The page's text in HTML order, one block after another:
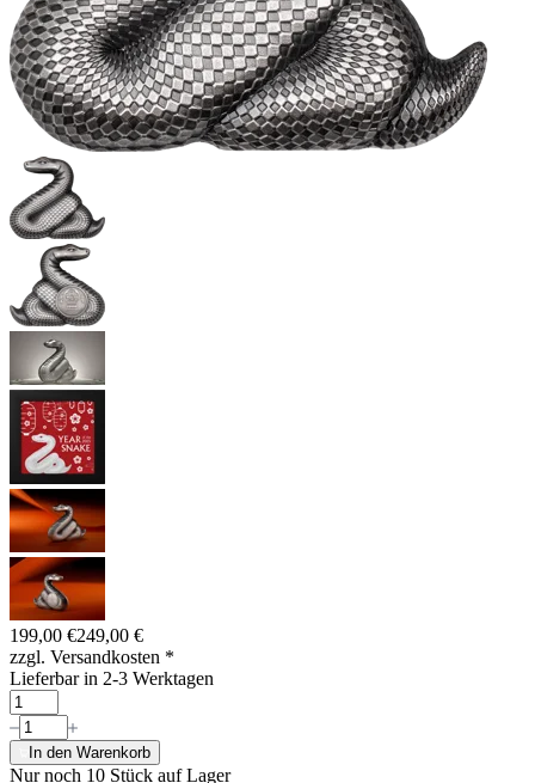
199,00 €249,00 €
zzgl. Versandkosten *
Lieferbar in 2-3 Werktagen
In den Warenkorb
Nur noch 10 Stück auf Lager